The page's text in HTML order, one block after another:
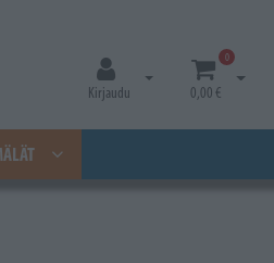
Kirjaudu
Avaa kirjautuminen
0
0,00 €
Avaa